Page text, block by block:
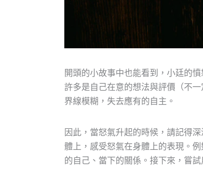
開頭的小故事中也能看到，小廷的
許多是自己在意的想法與評價（不
界線模糊，失去應有的自主。
因此，當怒氣升起的時候，請記得
體上，感受怒氣在身體上的表現。
的自己、當下的關係。接下來，嘗